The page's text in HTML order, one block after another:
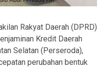
Rakyat Daerah (DPRD)
Kredit Daerah
Selatan (Perseroda),
perubahan bentuk